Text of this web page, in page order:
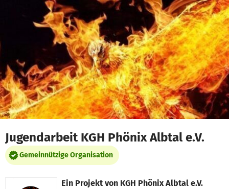
Zum Hauptinhalt springen
Erklärung zur Barrierefreiheit anzeigen
Jugendarbeit KGH Phönix Albtal e.V.
Gemeinnützige Organisation
Ein Projekt von KGH Phönix Albtal e.V.